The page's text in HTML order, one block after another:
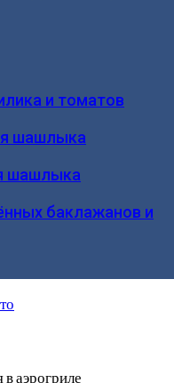
и томатов
шашлыка
шашлыка
баклажанов и
аэрогриле